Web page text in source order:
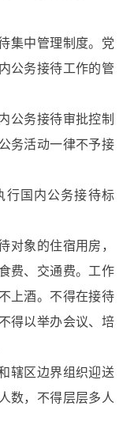
集中管理制度。党
公务接待工作的管
公务接待审批控制
务活动一律不予接
国内公务接待标
对象的住宿用房，
费、交通费。工作
上酒。不得在接待
得以举办会议、培
辖区边界组织迎送
数，不得层层多人